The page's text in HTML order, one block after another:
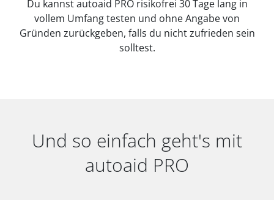
Du kannst autoaid PRO risikofrei 30 Tage lang in
vollem Umfang testen und ohne Angabe von
Gründen zurückgeben, falls du nicht zufrieden sein
solltest.
Und so einfach geht's mit
autoaid PRO